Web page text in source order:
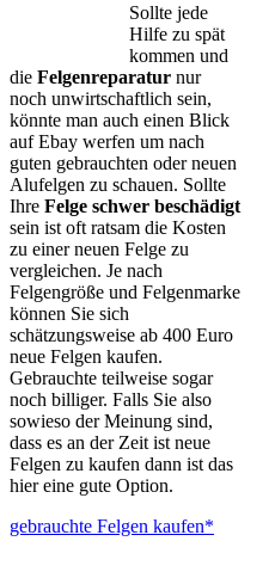
Sollte jede
Hilfe zu spät
kommen und
die Felgenreparatur nur
noch unwirtschaftlich sein,
könnte man auch einen Blick
auf Ebay werfen um nach
guten gebrauchten oder neuen
Alufelgen zu schauen. Sollte
Ihre Felge schwer beschädigt
sein ist oft ratsam die Kosten
zu einer neuen Felge zu
vergleichen. Je nach
Felgengröße und Felgenmarke
können Sie sich
schätzungsweise ab 400 Euro
neue Felgen kaufen.
Gebrauchte teilweise sogar
noch billiger. Falls Sie also
sowieso der Meinung sind,
dass es an der Zeit ist neue
Felgen zu kaufen dann ist das
hier eine gute Option.
gebrauchte Felgen kaufen*